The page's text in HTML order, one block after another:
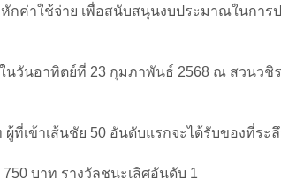
ค่าใช้จ่าย เพื่อสนับสนุนงบประมาณในการ
นวันอาทิตย์ที่ 23 กุมภาพันธ์ 2568 ณ สวนวชิ
ที่เข้าเส้นชัย 50 อันดับแรกจะได้รับของที่ระ
บาท รางวัลชนะเลิศอันดับ 1